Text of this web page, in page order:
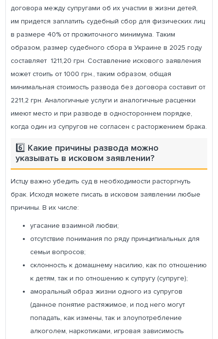
договора между супругами об их участии в жизни детей,
им придется заплатить судебный сбор для физических лиц
в размере 40% от прожиточного минимума. Таким
образом, размер судебного сбора в Украине в 2025 году
составляет 1211,20 грн. Составление искового заявления
может стоить от 1000 грн., таким образом, общая
минимальная стоимость развода без договора составит от
2211,2 грн. Аналогичные услуги и аналогичные расценки
имеют место и при разводе в одностороннем порядке,
когда один из супругов не согласен с расторжением брака.
6️⃣ Какие причины развода можно
указывать в исковом заявлении?
Истцу важно убедить суд в необходимости расторгнуть
брак. Исходя можете писать в исковом заявлении любые
причины. В их числе:
угасание взаимной любви;
отсутствие понимания по ряду принципиальных для
семьи вопросов;
склонность к домашнему насилию, как по отношению
к детям, так и по отношению к супругу (супруге);
аморальный образ жизни одного из супругов
(данное понятие растяжимое, и под него могут
попадать, как измены, так и злоупотребление
алкоголем, наркотиками, игровая зависимость